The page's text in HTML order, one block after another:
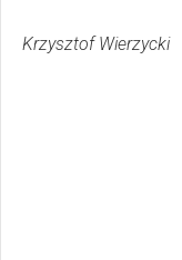
Krzysztof Wierzycki